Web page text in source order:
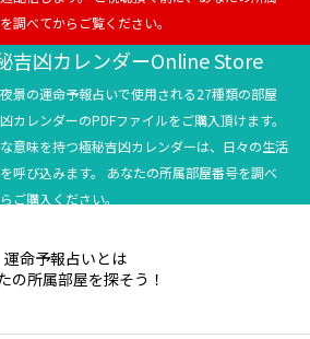
調べてからご覧ください。
吉凶カレンダーOnline Store
景の運命予報占いで使用される27種類の部屋
カレンダーのPDFファイルをご購入頂けます。
意味を持つ極秘吉凶カレンダーは、日々の生活
呼び込みます。 あなたの所属部屋番号を調べ
ご購入ください。
運命予報占いとは
の所属部屋を探そう！